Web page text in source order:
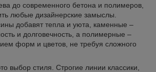
до современного бетона и полимеров,
любые дизайнерские замыслы.
добавят тепла и уюта, каменные –
и долговечность, а полимерные –
форм и цветов, не требуя сложного
выбор стиля. Строгие линии классики,